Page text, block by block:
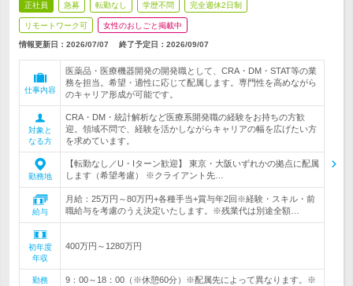
正社員 急募 転勤なし 学歴不問 完全週休2日制
リモートワーク可 女性のおしごと掲載中
情報更新日：2026/07/07 終了予定日： 2026/09/07
仕事内容
医薬品・医療機器開発の開発職として、CRA・DM・STAT等の業
務を担当。希望・適性に応じて配属します。専門性を高めながら
のキャリア形成が可能です。
対象と
なる方
CRA・DM・統計解析など医療系開発職の経験をお持ちの方歓
迎。領域不問で、経験を活かしながらキャリアの幅を広げたい方
を求めています。
勤務地
【転勤なし／U・Iターン歓迎】 東京・大阪いずれかの拠点に配属
します（希望考慮） ※クライアント先…
給与
月給：25万円～80万円+各種手当+賞与年2回※経験・スキル・前
職給与を考慮のうえ決定いたします。※残業代は別途全額…
初年度
年収
400万円～1280万円
勤務
9：00～18：00（※休憩60分）※配属先によって異なります。※